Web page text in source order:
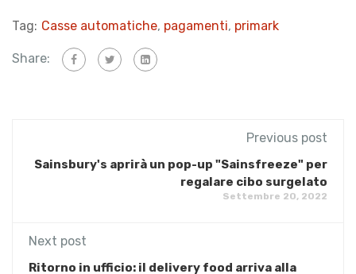
Tag: Casse automatiche, pagamenti, primark
Share:
Previous post
Sainsbury's aprirà un pop-up "Sainsfreeze" per
regalare cibo surgelato
Settembre 20, 2022
Next post
Ritorno in ufficio: il delivery food arriva alla